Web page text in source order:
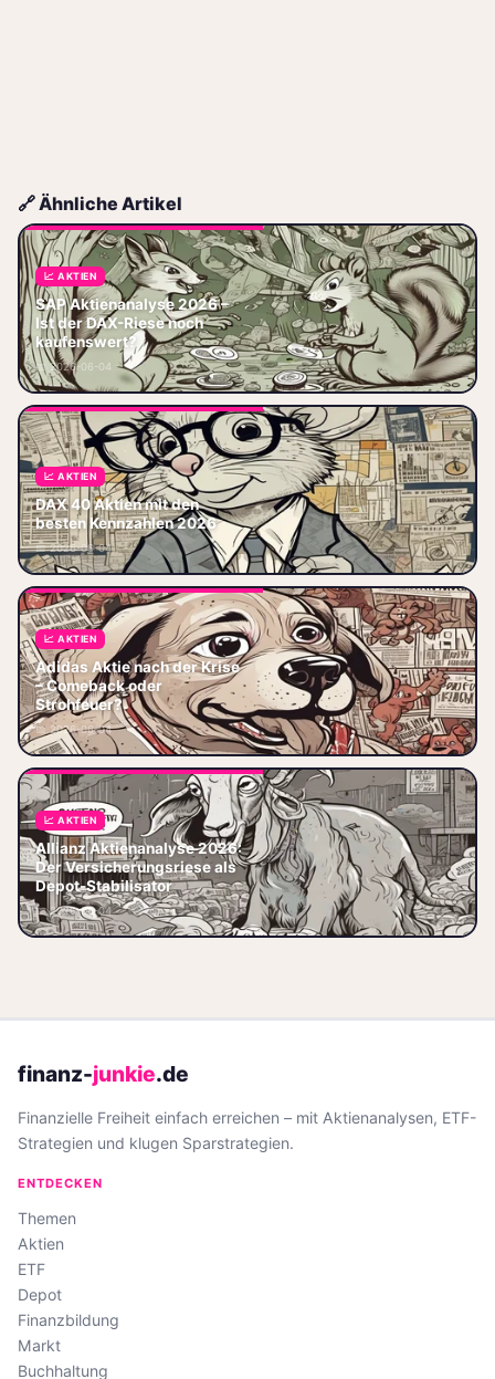
🔗 Ähnliche Artikel
📈 AKTIEN
SAP Aktienanalyse 2026 –
Ist der DAX-Riese noch
kaufenswert?
📅 2026-06-04
SAP Aktienanalyse 2025 – Ist
der DAX-Riese noch
kaufenswert? SAP ist aktuell
der absolute Laufstiefel im DAX.
Wer die T
📈 AKTIEN
DAX 40 Aktien mit den
besten Kennzahlen 2026
📅 2026-06-04
DAX 40 Aktien mit den besten
Kennzahlen 2025 – Woran
machst du dein Geld fest?
Wenn du nach DAX 40 Aktien
mit den besten
📈 AKTIEN
Adidas Aktie nach der Krise
– Comeback oder
Strohfeuer?
📅 2026-06-04
Adidas Aktie nach der Krise –
Comeback oder Strohfeuer? Die
Adidas Aktie hat einiges hinter
sich. Wer das Papier 2022 o
📈 AKTIEN
Allianz Aktienanalyse 2026:
Der Versicherungsriese als
Depot-Stabilisator
📅 2026-06-04
Allianz Aktienanalyse 2026:
Kennzahlen, Dividende,
Wachstumsstrategie. Ist die
Allianz-Aktie aktuell ein Kauf?
Chancen u
finanz-junkie.de
Finanzielle Freiheit einfach erreichen – mit Aktienanalysen, ETF-
Strategien und klugen Sparstrategien.
ENTDECKEN
Themen
Aktien
ETF
Depot
Finanzbildung
Markt
Buchhaltung